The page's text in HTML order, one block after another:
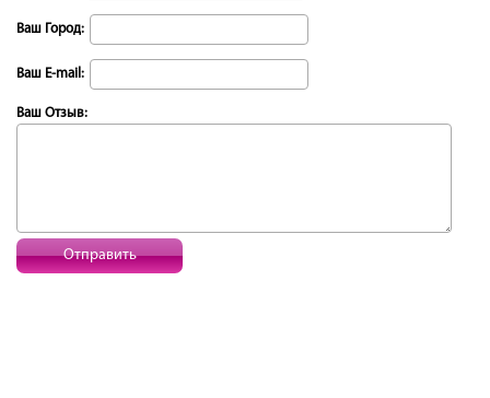
Ваш Город:
Ваш E-mail:
Ваш Отзыв:
Отправить